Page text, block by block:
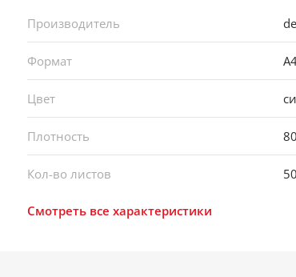
Производитель
Формат
Цвет
Плотность
Кол-во листов 50
Смотреть все характеристики